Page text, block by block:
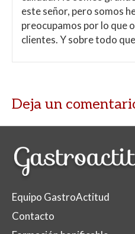
este señor, pero somos
preocupamos por lo que
clientes. Y sobre todo
Deja un
Equipo GastroActitud
Contacto